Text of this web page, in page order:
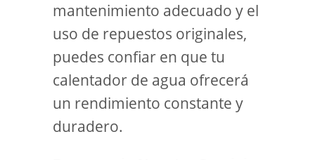
mantenimiento adecuado y el
uso de repuestos originales,
puedes confiar en que tu
calentador de agua ofrecerá
un rendimiento constante y
duradero.